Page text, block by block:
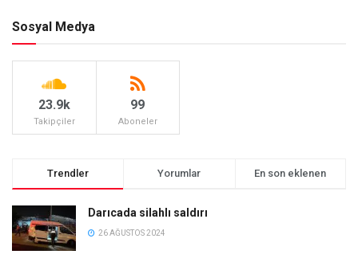
Sosyal Medya
23.9k
Takipçiler
99
Aboneler
Trendler Yorumlar En son eklenen
Darıcada silahlı saldırı
26 AĞUSTOS 2024